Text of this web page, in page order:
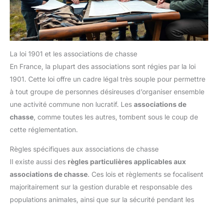
La loi 1901 et les associations de chasse
En France, la plupart des associations sont régies par la loi
1901. Cette loi offre un cadre légal très souple pour permettre
à tout groupe de personnes désireuses d’organiser ensemble
une activité commune non lucratif. Les associations de
chasse , comme toutes les autres, tombent sous le coup de
cette réglementation.
Règles spécifiques aux associations de chasse
Il existe aussi des règles particulières applicables aux
associations de chasse. Ces lois et règlements se focalisent
majoritairement sur la gestion durable et responsable des
populations animales, ainsi que sur la sécurité pendant les